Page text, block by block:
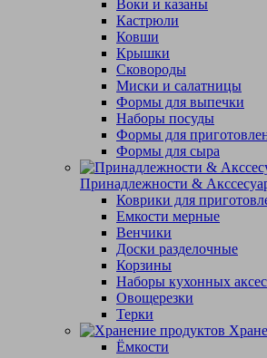
Воки и казаны
Кастрюли
Ковши
Крышки
Сковороды
Миски и салатницы
Формы для выпечки
Наборы посуды
Формы для
Формы для сыра
Принадлежности &
Коврики для
Емкости мерные
Венчики
Доски разделочные
Корзины
Наборы кухонных
Овощерезки
Терки
Ёмкости